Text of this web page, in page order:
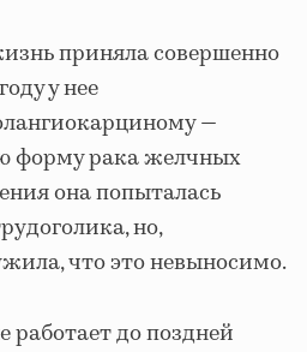
приняла совершенно
у нее
—
форму рака желчных
она попыталась
но,
что это невыносимо.
работает до поздней